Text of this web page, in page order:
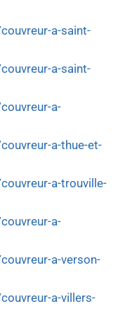
a-saint-
a-saint-
a-
a-thue-et-
a-trouville-
a-
a-verson-
a-villers-